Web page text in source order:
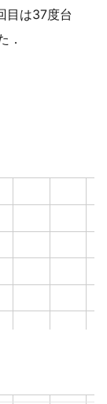
目は37度台
．